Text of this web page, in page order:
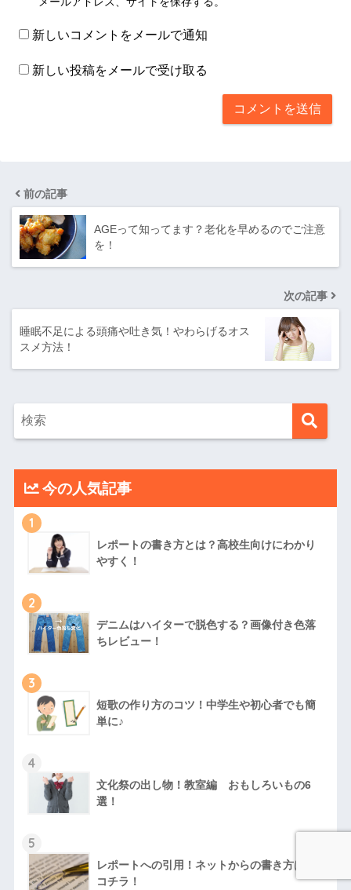
新しいコメントをメールで通知
新しい投稿をメールで受け取る
前の記事
AGEって知ってます？老化を早めるのでご注意
を！
次の記事
睡眠不足による頭痛や吐き気！やわらげるオス
スメ方法！
今の人気記事
1
レポートの書き方とは？高校生向けにわかり
やすく！
2
デニムはハイターで脱色する？画像付き色落
ちレビュー！
3
短歌の作り方のコツ！中学生や初心者でも簡
単に♪
4
文化祭の出し物！教室編 おもしろいもの6
選！
5
レポートへの引用！ネットからの書き方は？
コチラ！